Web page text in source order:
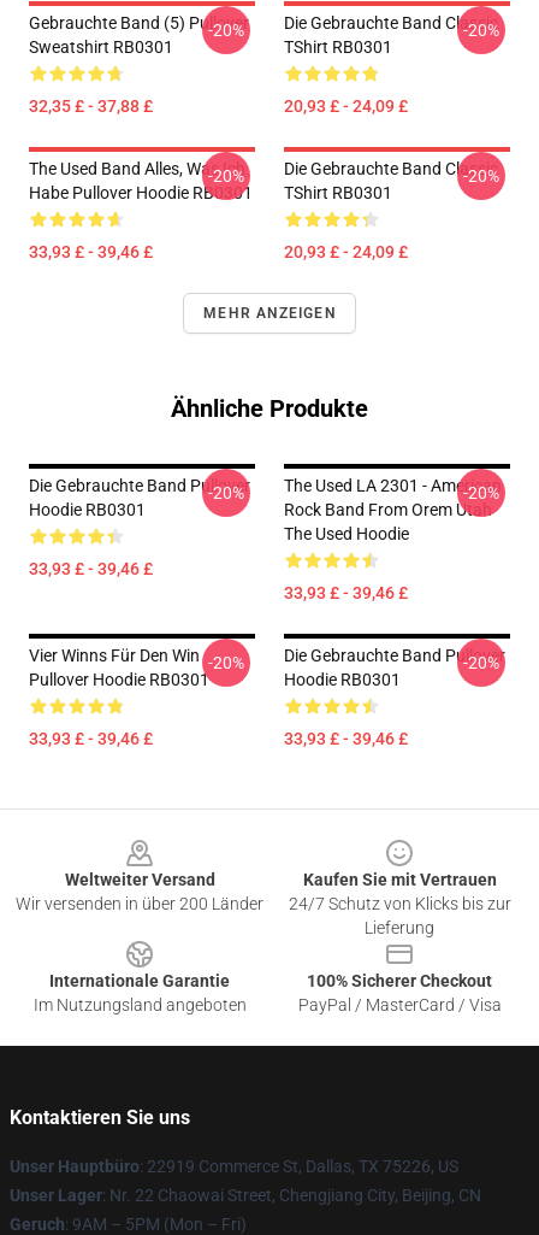
Gebrauchte Band (5) Pullover
Sweatshirt RB0301
32,35 £ - 37,88 £
-20%
Die Gebrauchte Band Classic
TShirt RB0301
20,93 £ - 24,09 £
-20%
The Used Band Alles, Was Ich
Habe Pullover Hoodie RB0301
33,93 £ - 39,46 £
-20%
Die Gebrauchte Band Classic
TShirt RB0301
20,93 £ - 24,09 £
-20%
MEHR ANZEIGEN
Ähnliche Produkte
Die Gebrauchte Band Pullover
Hoodie RB0301
33,93 £ - 39,46 £
-20%
The Used LA 2301 - American
Rock Band From Orem Utah
The Used Hoodie
33,93 £ - 39,46 £
-20%
Vier Winns Für Den Win
Pullover Hoodie RB0301
33,93 £ - 39,46 £
-20%
Die Gebrauchte Band Pullover
Hoodie RB0301
33,93 £ - 39,46 £
-20%
Weltweiter Versand
Wir versenden in über 200 Länder
Kaufen Sie mit Vertrauen
24/7 Schutz von Klicks bis zur
Lieferung
Internationale Garantie
Im Nutzungsland angeboten
100% Sicherer Checkout
PayPal / MasterCard / Visa
Kontaktieren Sie uns
Unser Hauptbüro: 22919 Commerce St, Dallas, TX 75226, US
Unser Lager: Nr. 22 Chaowai Street, Chengjiang City, Beijing, CN
Geruch: 9AM – 5PM (Mon – Fri)